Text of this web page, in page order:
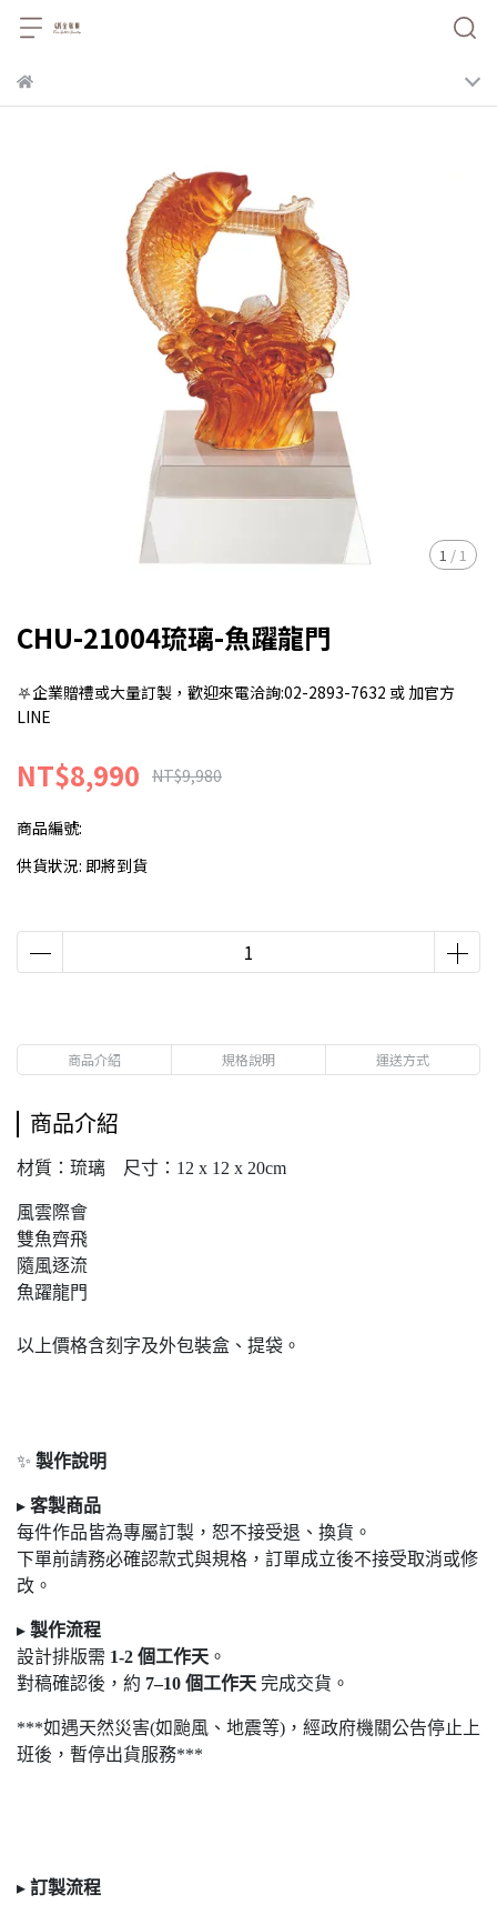
1 / 1
CHU-21004琉璃-魚躍龍門
⛧企業贈禮或大量訂製，歡迎來電洽詢:02-2893-7632 或 加官方
LINE
NT$8,990 NT$9,980
商品編號:
供貨狀況: 即將到貨
商品介紹 規格說明 運送方式
商品介紹
材質：琉璃 尺寸：12 x 12 x 20cm
風雲際會
雙魚齊飛
隨風逐流
魚躍龍門
以上價格含刻字及外包裝盒、提袋。
✨ 製作說明
▸ 客製商品
每件作品皆為專屬訂製，恕不接受退 、換貨。
下單前請務必確認款式與規格，訂單成立後不接受取消或修
改。
▸ 製作流程
設計排版需 1-2 個工作天 。
對稿確認後，約 7–10 個工作天 完成交貨。
***如遇天然災害(如颱風、地震等)，經政府機關公告停止上
班後，暫停出貨服務***
▸ 訂製流程